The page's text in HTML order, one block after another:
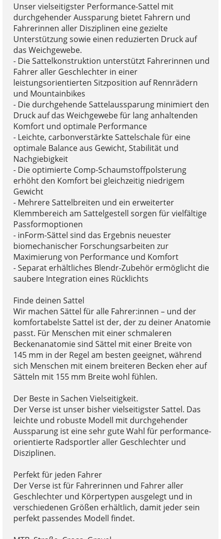
Unser vielseitigster Performance-Sattel mit
durchgehender Aussparung bietet Fahrern und
Fahrerinnen aller Disziplinen eine gezielte
Unterstützung sowie einen reduzierten Druck auf
das Weichgewebe.
- Die Sattelkonstruktion unterstützt Fahrerinnen und
Fahrer aller Geschlechter in einer
leistungsorientierten Sitzposition auf Rennrädern
und Mountainbikes
- Die durchgehende Sattelaussparung minimiert den
Druck auf das Weichgewebe für lang anhaltenden
Komfort und optimale Performance
- Leichte, carbonverstärkte Sattelschale für eine
optimale Balance aus Gewicht, Stabilität und
Nachgiebigkeit
- Die optimierte Comp-Schaumstoffpolsterung
erhöht den Komfort bei gleichzeitig niedrigem
Gewicht
- Mehrere Sattelbreiten und ein erweiterter
Klemmbereich am Sattelgestell sorgen für vielfältige
Passformoptionen
- inForm-Sättel sind das Ergebnis neuester
biomechanischer Forschungsarbeiten zur
Maximierung von Performance und Komfort
- Separat erhältliches Blendr-Zubehör ermöglicht die
saubere Integration eines Rücklichts
Finde deinen Sattel
Wir machen Sättel für alle Fahrer:innen – und der
komfortabelste Sattel ist der, der zu deiner Anatomie
passt. Für Menschen mit einer schmaleren
Beckenanatomie sind Sättel mit einer Breite von
145 mm in der Regel am besten geeignet, während
sich Menschen mit einem breiteren Becken eher auf
Sätteln mit 155 mm Breite wohl fühlen.
Der Beste in Sachen Vielseitigkeit.
Der Verse ist unser bisher vielseitigster Sattel. Das
leichte und robuste Modell mit durchgehender
Aussparung ist eine sehr gute Wahl für performance-
orientierte Radsportler aller Geschlechter und
Disziplinen.
Perfekt für jeden Fahrer
Der Verse ist für Fahrerinnen und Fahrer aller
Geschlechter und Körpertypen ausgelegt und in
verschiedenen Größen erhältlich, damit jeder sein
perfekt passendes Modell findet.